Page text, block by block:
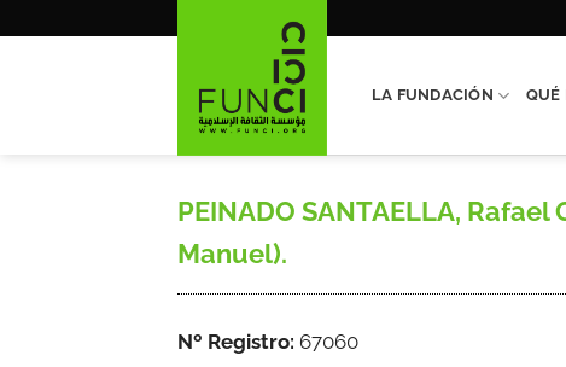
LA FUNDACIÓN QUÉ
PEINADO SANTAELLA, Rafael
Manuel).
Nº Registro: 67060